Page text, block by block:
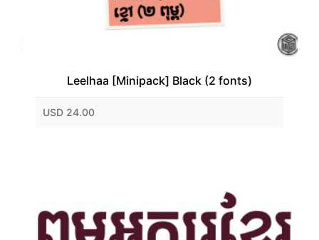
Leelhaa [Minipack] Black (2 fonts)
USD 24.00